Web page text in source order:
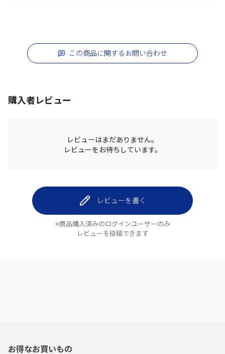
この商品に関するお問い合わせ
購入者レビュー
レビューはまだありません。
レビューをお待ちしています。
レビューを書く
※商品購入済みのログインユーザーのみ
レビューを投稿できます
お得なお買いもの